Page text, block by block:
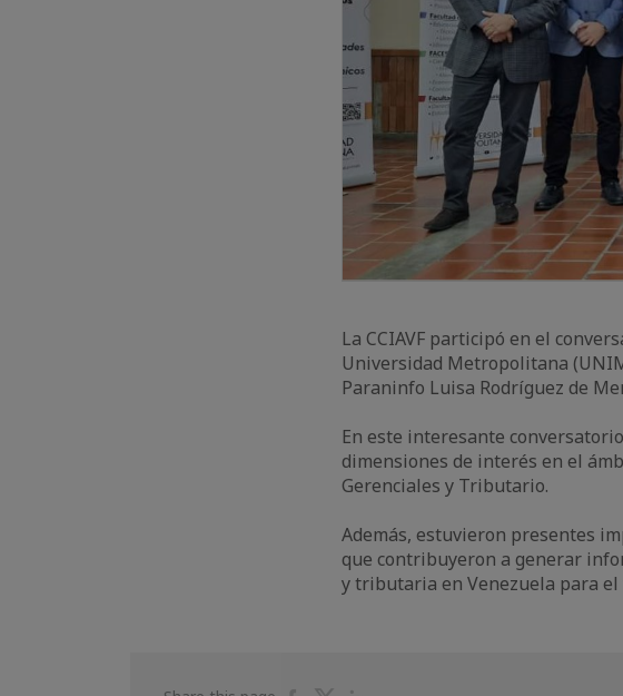
La CCIAVF participó en el
Universidad Metropolitana
Paraninfo Luisa Rodríguez de
En este interesante
dimensiones de interés en el
Gerenciales y Tributario.
Además, estuvieron presentes
que contribuyeron a generar
y tributaria en Venezuela para el